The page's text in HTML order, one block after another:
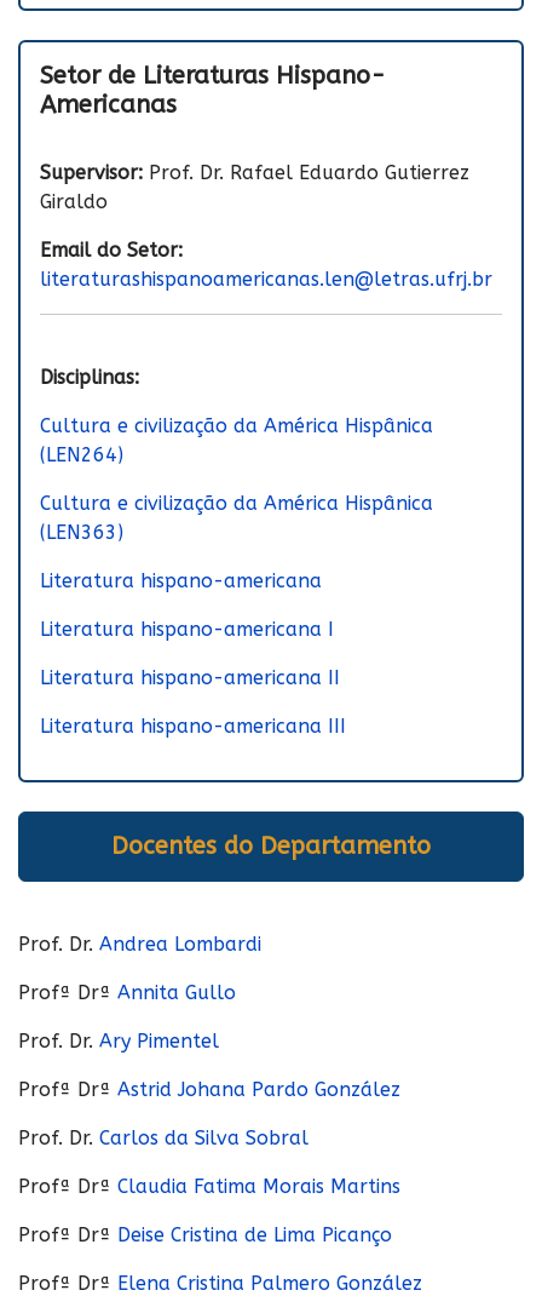
Setor de Literaturas Hispano-
Americanas
Supervisor: Prof. Dr. Rafael Eduardo Gutierrez
Giraldo
Email do Setor:
literaturashispanoamericanas.len@letras.ufrj.br
Disciplinas:
Cultura e civilização da América Hispânica
(LEN264)
Cultura e civilização da América Hispânica
(LEN363)
Literatura hispano-americana
Literatura hispano-americana I
Literatura hispano-americana II
Literatura hispano-americana III
Docentes do Departamento
Prof. Dr. Andrea Lombardi
Profª Drª Annita Gullo
Prof. Dr. Ary Pimentel
Profª Drª Astrid Johana Pardo González
Prof. Dr. Carlos da Silva Sobral
Profª Drª Claudia Fatima Morais Martins
Profª Drª Deise Cristina de Lima Picanço
Profª Drª Elena Cristina Palmero González